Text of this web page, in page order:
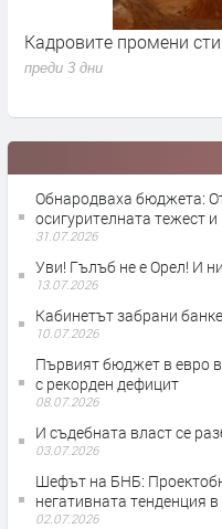
Кадровите промени
преди 3 дни
Обнародваха бюджета:
осигурителната тежест
31.07.2026
Уви! Гълъб не е Орел! И
13.07.2026
Кабинетът забрани
10.07.2026
Първият бюджет в евро
с рекорден дефицит
08.07.2026
И съдебната власт се
03.07.2026
Шефът на БНБ:
негативната тенденция
02.07.2026